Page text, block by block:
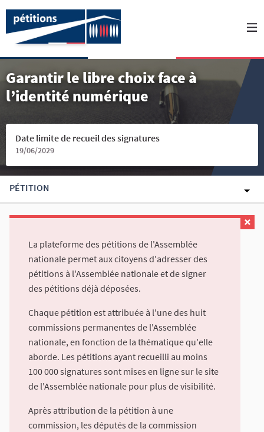
Garantir le libre choix face à
l’identité numérique
Date limite de recueil des signatures
19/06/2029
PÉTITION
La plateforme des pétitions de l'Assemblée
nationale permet aux citoyens d'adresser des
pétitions à l'Assemblée nationale et de signer
des pétitions déjà déposées.
Chaque pétition est attribuée à l'une des huit
commissions permanentes de l'Assemblée
nationale, en fonction de la thématique qu'elle
aborde. Les pétitions ayant recueilli au moins
100 000 signatures sont mises en ligne sur le site
de l'Assemblée nationale pour plus de visibilité.
Après attribution de la pétition à une
commission, les députés de la commission